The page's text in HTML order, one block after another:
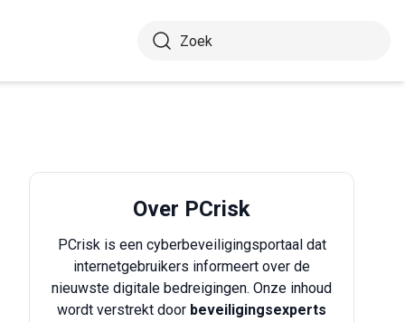
Over PCrisk
PCrisk is een cyberbeveiligingsportaal dat
internetgebruikers informeert over de
nieuwste digitale bedreigingen. Onze inhoud
wordt verstrekt door beveiligingsexperts